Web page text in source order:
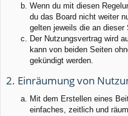
Wenn du mit diesen
du das Board nicht weiter
gelten jeweils die an dieser
Der Nutzungsvertrag wird
kann von beiden Seiten
gekündigt werden.
2. Einräumung von
Mit dem Erstellen eines
einfaches, zeitlich und